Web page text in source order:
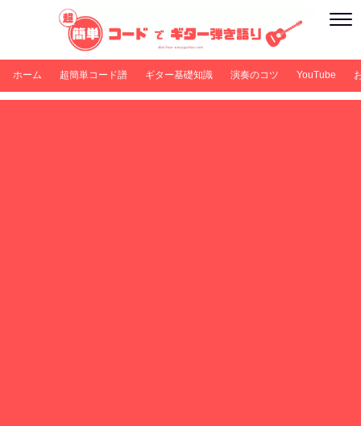
ホーム 超簡単コード譜 ギター基礎知識 演奏のコツ YouTube